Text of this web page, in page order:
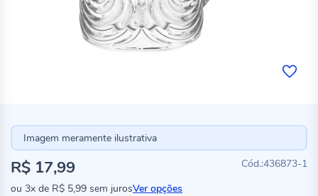
Imagem meramente ilustrativa
436873-1
R$ 17,99
ou 3x de R$ 5,99 sem jurosVer opções